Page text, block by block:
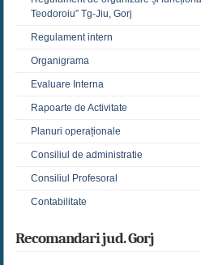
Teodoroiu” Tg-Jiu, Gorj
Regulament intern
Organigrama
Evaluare Interna
Rapoarte de Activitate
Planuri operaționale
Consiliul de administratie
Consiliul Profesoral
Contabilitate
Recomandari jud. Gorj